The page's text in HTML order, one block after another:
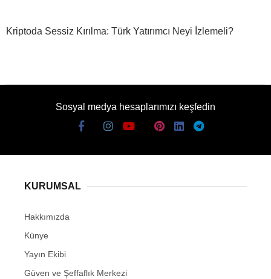
Kriptoda Sessiz Kırılma: Türk Yatırımcı Neyi İzlemeli?
Sosyal medya hesaplarımızı keşfedin
KURUMSAL
Hakkımızda
Künye
Yayın Ekibi
Güven ve Şeffaflık Merkezi